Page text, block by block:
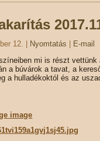
12. Nyomtatás
E-mail
mi is részt vettünk
a búvárok a tavat, a
a hulladékoktól és az